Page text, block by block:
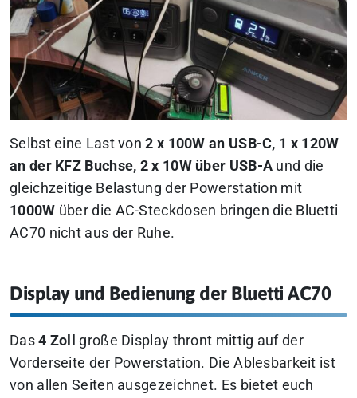
Selbst eine Last von 2 x 100W an USB-C, 1 x 120W
an der KFZ Buchse, 2 x 10W über USB-A und die
gleichzeitige Belastung der Powerstation mit
1000W über die AC-Steckdosen bringen die Bluetti
AC70 nicht aus der Ruhe.
Display und Bedienung der Bluetti AC70
Das4 Zoll
große Display thront mittig auf der
Vorderseite der Powerstation. Die Ablesbarkeit ist
von allen Seiten ausgezeichnet. Es bietet euch